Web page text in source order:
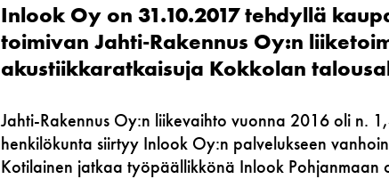
Inlook Oy on 31.10.2017 tehdyllä
toimivan Jahti-Rakennus Oy:n
akustiikkaratkaisuja Kokkolan
Jahti-Rakennus Oy:n liikevaihto vuonna 2016 oli n.
henkilökunta siirtyy Inlook Oy:n palvelukseen
Kotilainen jatkaa työpäällikkönä Inlook Pohjanmaan